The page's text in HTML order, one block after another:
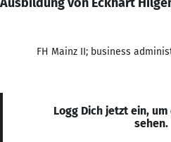
FH Mainz II; business
Logg Dich jetzt ein,
sehen.